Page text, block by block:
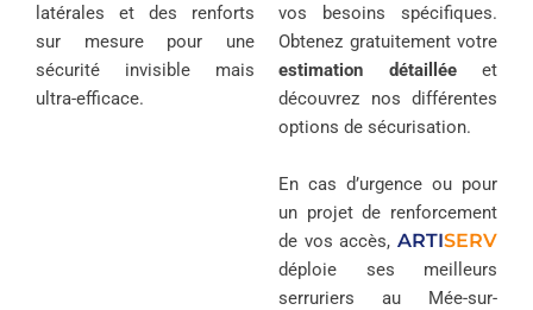
latérales et des renforts
sur mesure pour une
sécurité invisible mais
ultra-efficace.
vos besoins spécifiques.
Obtenez gratuitement votre
estimation détailléeet
découvrez nos différentes
options de sécurisation.
En cas d’urgence ou pour
un projet de renforcement
de vos accès, ARTISERV
déploie ses meilleurs
serruriers au Mée-sur-